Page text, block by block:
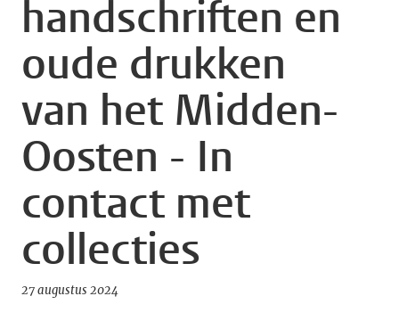
handschriften en
oude drukken
van het Midden-
Oosten - In
contact met
collecties
27 augustus 2024